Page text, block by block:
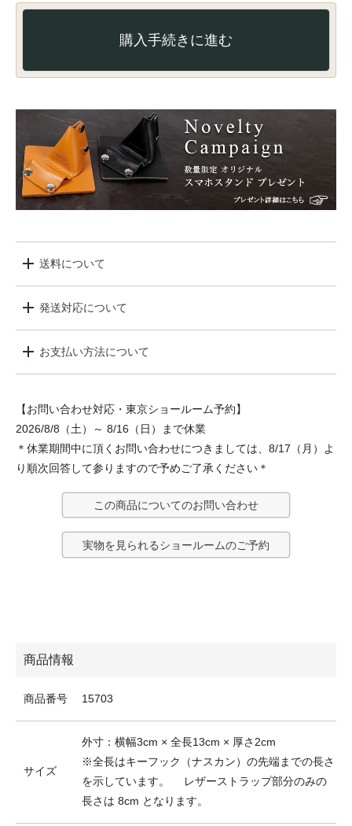
購入手続きに進む
送料について
発送対応について
お支払い方法について
【お問い合わせ対応・東京ショールーム予約】
2026/8/8（土）～ 8/16（日）まで休業
＊休業期間中に頂くお問い合わせにつきましては、8/17（月）よ
り順次回答して参りますので予めご了承ください＊
この商品についてのお問い合わせ
実物を見られるショールームのご予約
商品情報
商品番号 15703
サイズ
外寸：横幅3cm × 全長13cm × 厚さ2cm
※全長はキーフック（ナスカン）の先端までの長さ
を示しています。 レザーストラップ部分のみの
長さは 8cm となります。